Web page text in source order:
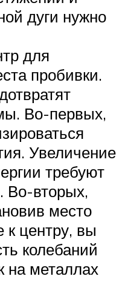
дуги нужно
для
пробивки.
Во-первых,
Увеличение
требуют
Во-вторых,
место
к центру, вы
колебаний
на металлах